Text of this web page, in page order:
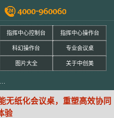
指挥中心控制台 指挥中心操作台
科幻操作台 专业会议桌
图片大全 关于中创美
智慧无纸·极简交互：新一代智能无纸
无纸化会议桌，重塑高效协同
验